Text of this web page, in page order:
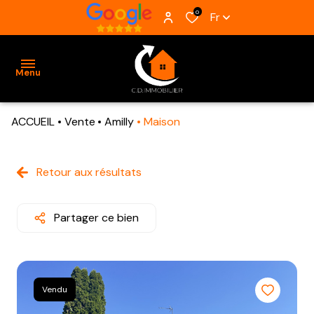
0 Fr
Menu
VENTES
VENDUS
ALERTE
E-MAIL
ACCUEIL Vente Amilly Maison
Retour aux résultats
Partager ce bien
Vendu